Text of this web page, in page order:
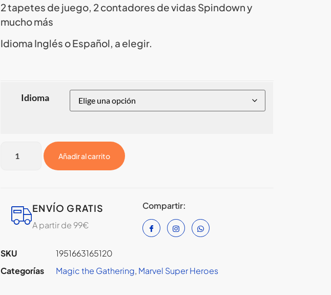
2 tapetes de juego, 2 contadores de vidas Spindown y
mucho más
Idioma Inglés o Español, a elegir.
Idioma
Añadir al carrito
ENVÍO GRATIS
A partir de 99€
Compartir:
SKU
1951663165120
Categorías
Magic the Gathering, Marvel Super Heroes